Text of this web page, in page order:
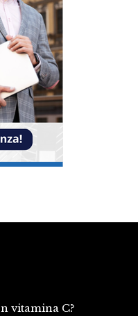
vitamina C?